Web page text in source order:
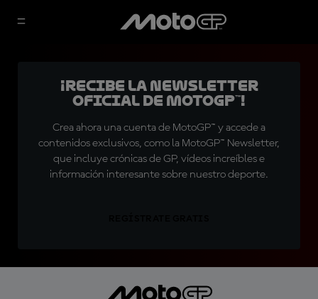
¡Recibe la Newsletter
oficial de MotoGP™!
Crea ahora una cuenta de MotoGP™ y accede a
contenidos exclusivos, como la MotoGP™ Newsletter,
que incluye crónicas de GP, vídeos increíbles e
información interesante sobre nuestro deporte.